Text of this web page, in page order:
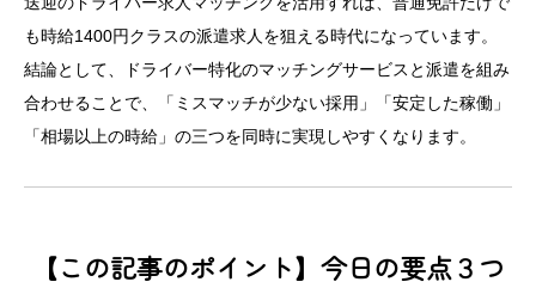
も時給1400円クラスの派遣求人を狙える時代になっています。
結論として、ドライバー特化のマッチングサービスと派遣を組み
合わせることで、「ミスマッチが少ない採用」「安定した稼働」
「相場以上の時給」の三つを同時に実現しやすくなります。
【この記事のポイント】今日の要点３つ